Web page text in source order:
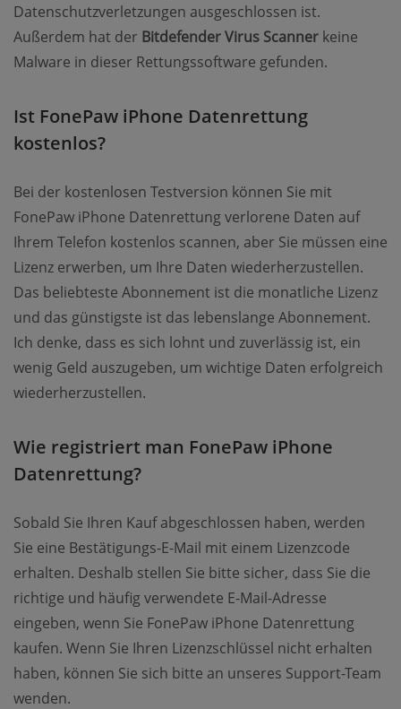
Datenschutzverletzungen ausgeschlossen ist.
Außerdem hat der Bitdefender Virus Scanner keine
Malware in dieser Rettungssoftware gefunden.
Ist FonePaw iPhone Datenrettung
kostenlos?
Bei der kostenlosen Testversion können Sie mit
FonePaw iPhone Datenrettung verlorene Daten auf
Ihrem Telefon kostenlos scannen, aber Sie müssen eine
Lizenz erwerben, um Ihre Daten wiederherzustellen.
Das beliebteste Abonnement ist die monatliche Lizenz
und das günstigste ist das lebenslange Abonnement.
Ich denke, dass es sich lohnt und zuverlässig ist, ein
wenig Geld auszugeben, um wichtige Daten erfolgreich
wiederherzustellen.
Wie registriert man FonePaw iPhone
Datenrettung?
Sobald Sie Ihren Kauf abgeschlossen haben, werden
Sie eine Bestätigungs-E-Mail mit einem Lizenzcode
erhalten. Deshalb stellen Sie bitte sicher, dass Sie die
richtige und häufig verwendete E-Mail-Adresse
eingeben, wenn Sie FonePaw iPhone Datenrettung
kaufen. Wenn Sie Ihren Lizenzschlüssel nicht erhalten
haben, können Sie sich bitte an unseres Support-Team
wenden.